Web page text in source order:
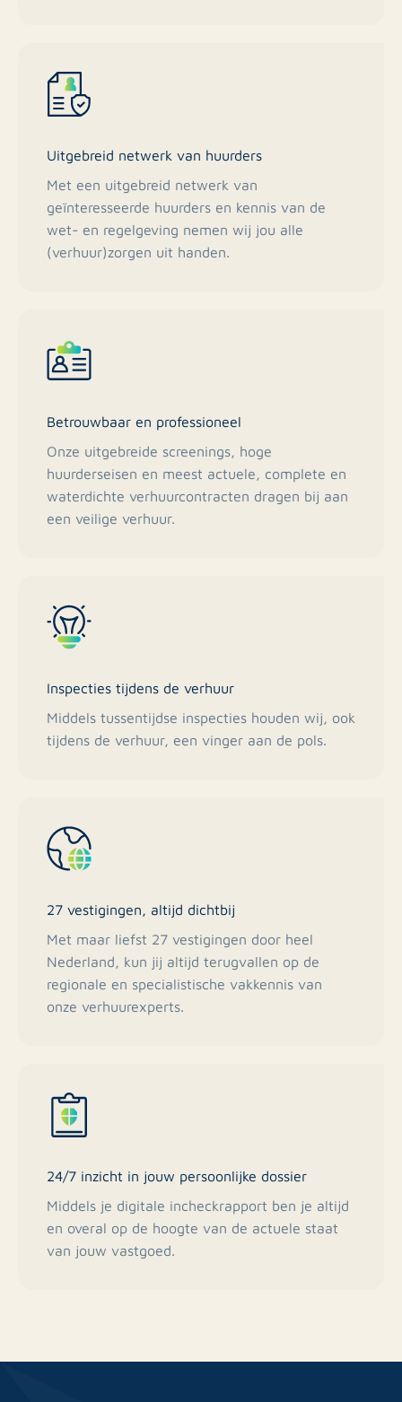
Uitgebreid netwerk van huurders
Met een uitgebreid netwerk van
geïnteresseerde huurders en kennis van de
wet- en regelgeving nemen wij jou alle
(verhuur)zorgen uit handen.
Betrouwbaar en professioneel
Onze uitgebreide screenings, hoge
huurderseisen en meest actuele, complete en
waterdichte verhuurcontracten dragen bij aan
een veilige verhuur.
Inspecties tijdens de verhuur
Middels tussentijdse inspecties houden wij, ook
tijdens de verhuur, een vinger aan de pols.
27 vestigingen, altijd dichtbij
Met maar liefst 27 vestigingen door heel
Nederland, kun jij altijd terugvallen op de
regionale en specialistische vakkennis van
onze verhuurexperts.
24/7 inzicht in jouw persoonlijke dossier
Middels je digitale incheckrapport ben je altijd
en overal op de hoogte van de actuele staat
van jouw vastgoed.